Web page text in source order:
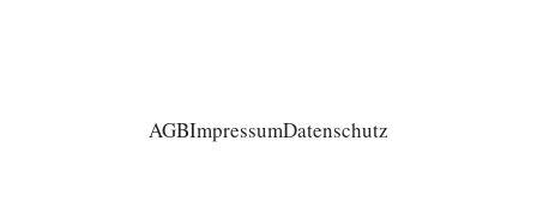
AGBImpressumDatenschutz